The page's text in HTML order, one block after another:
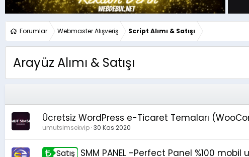
Forumlar Webmaster Alışveriş Script Alımı & Satışı
Arayüz Alımı & Satışı
Ücretsiz WordPress e-Ticaret Temaları
umutsimsekvip 30 Kas 2020
Satış SMM PANEL -Perfect Panel %100 mobil